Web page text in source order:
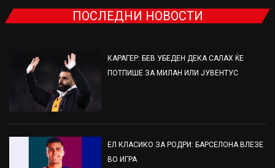
ПОСЛЕДНИ НОВОСТИ
КАРАГЕР: БЕВ УБЕДЕН ДЕКА САЛАХ ЌЕ
ПОТПИШЕ ЗА МИЛАН ИЛИ ЈУВЕНТУС
ЕЛ КЛАСИКО ЗА РОДРИ: БАРСЕЛОНА ВЛЕЗЕ
ВО ИГРА